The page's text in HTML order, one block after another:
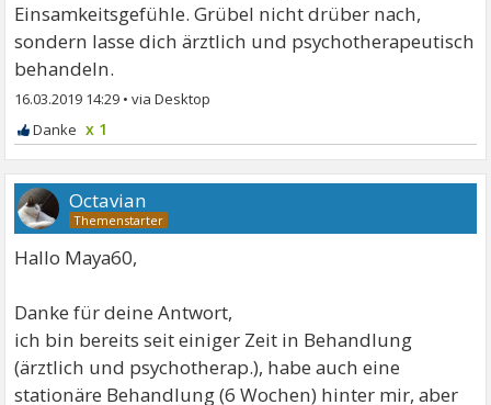
Einsamkeitsgefühle. Grübel nicht drüber nach,
sondern lasse dich ärztlich und psychotherapeutisch
behandeln.
16.03.2019 14:29 •
x 1
Octavian
Hallo Maya60,
Danke für deine Antwort,
ich bin bereits seit einiger Zeit in Behandlung
(ärztlich und psychotherap.), habe auch eine
stationäre Behandlung (6 Wochen) hinter mir, aber